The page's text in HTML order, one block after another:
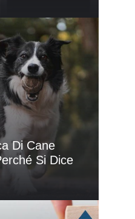
Di Cane
Si Dice